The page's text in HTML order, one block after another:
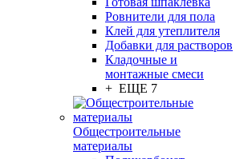
Ровнители для пола
Клей для утеплителя
Добавки для растворов
Кладочные и
монтажные смеси
+ ЕЩЕ 7
Общестроительные
материалы